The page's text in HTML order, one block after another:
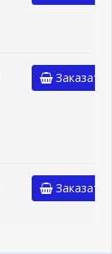
Заказать
Заказать